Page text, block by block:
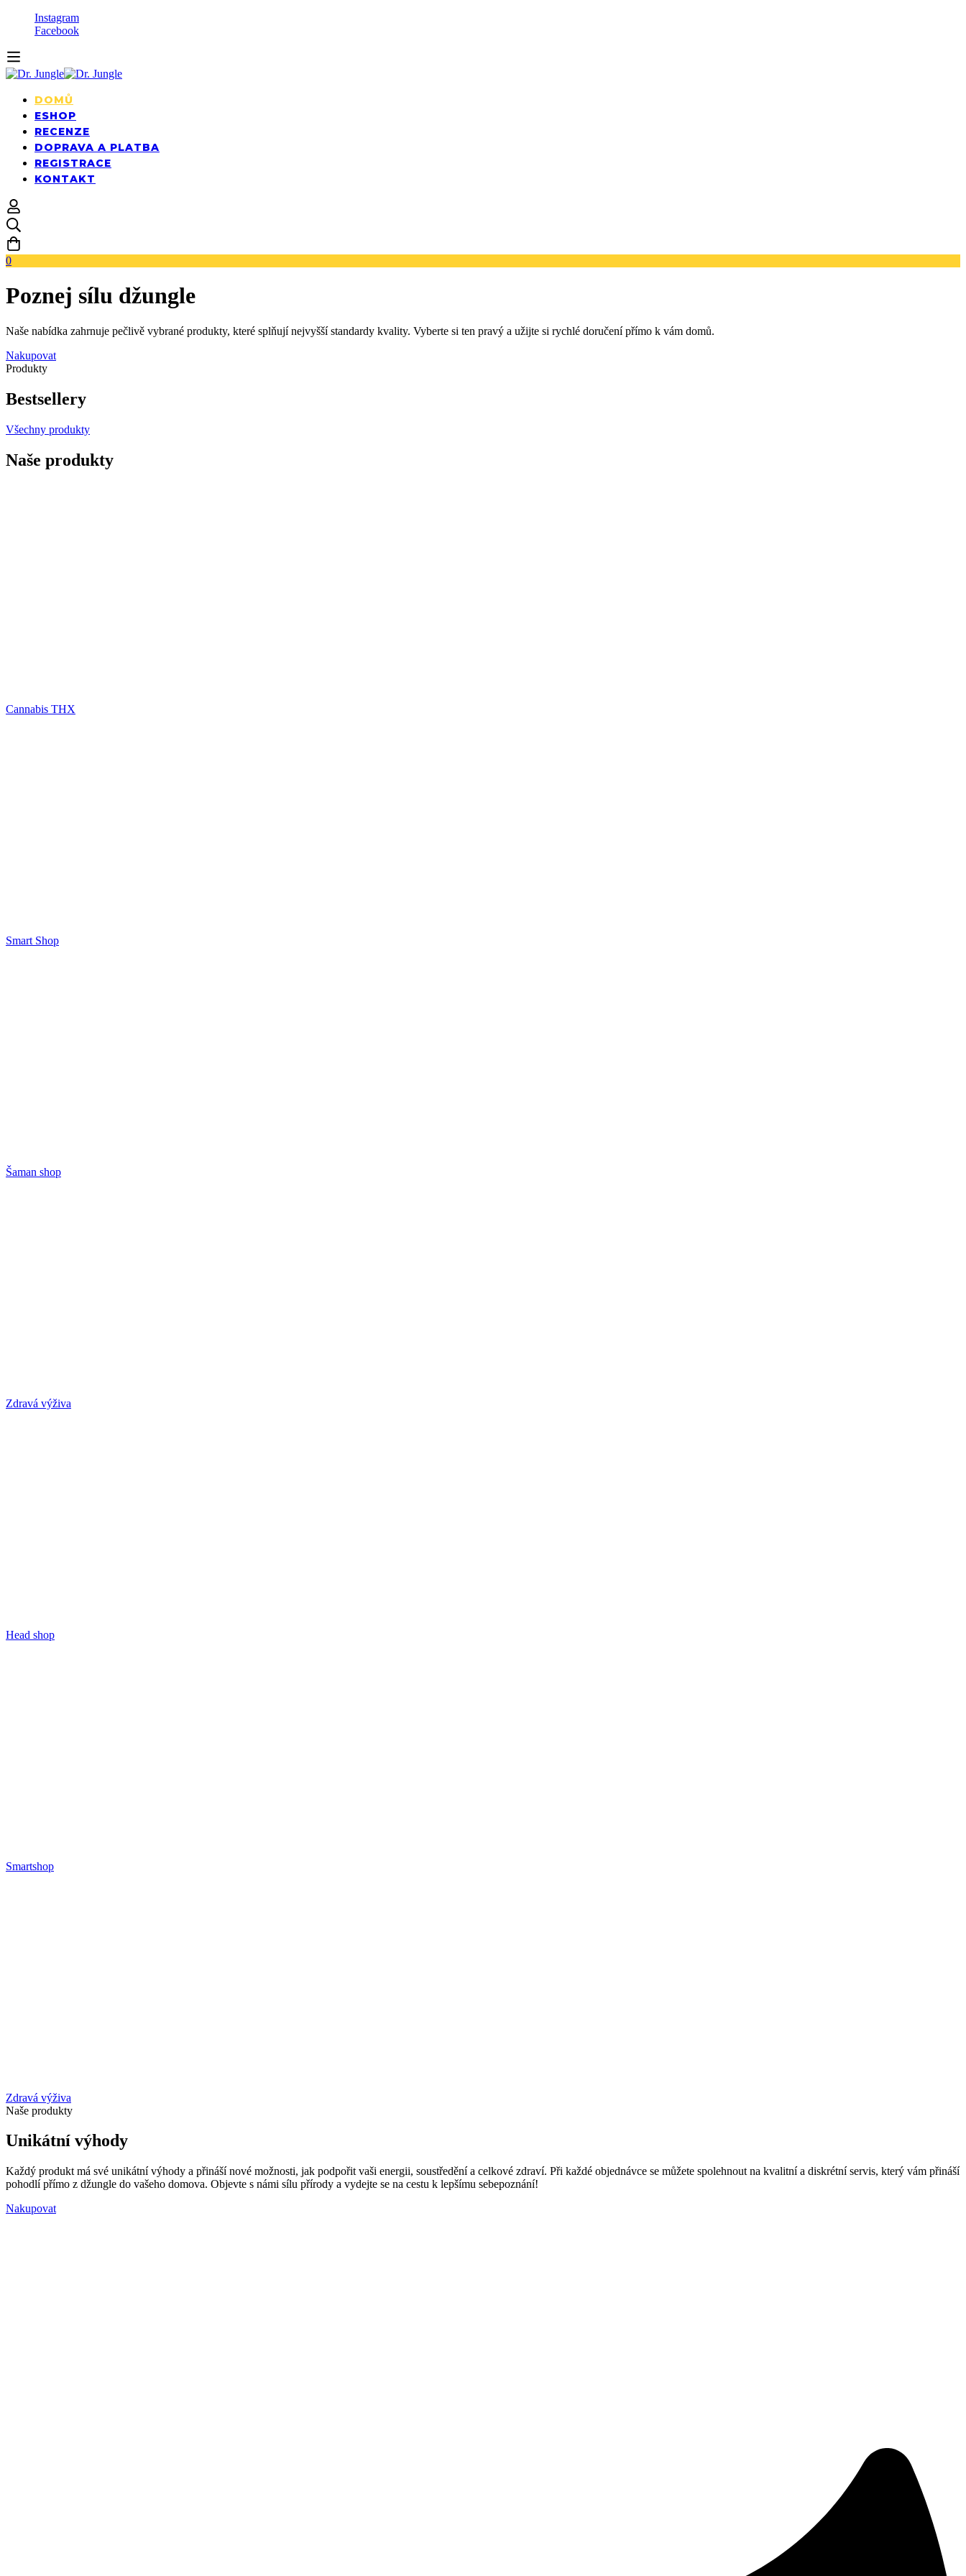
Instagram
Facebook
DOMŮ
ESHOP
RECENZE
DOPRAVA A PLATBA
REGISTRACE
KONTAKT
0
Poznej sílu džungle
Naše nabídka zahrnuje pečlivě vybrané produkty, které splňují nejvyšší standardy kvality. Vyberte si ten pravý a užijte si rychlé doručení přímo k vám domů.
Nakupovat
Produkty
Bestsellery
Všechny produkty
Naše produkty
Cannabis THX
Smart Shop
Šaman shop
Zdravá výživa
Head shop
Smartshop
Zdravá výživa
Naše produkty
Unikátní výhody
Každý produkt má své unikátní výhody a přináší nové možnosti, jak podpořit vaši energii, soustředění a celkové zdraví. Při každé objednávce se můžete spolehnout na kvalitní a diskrétní servis, který vám přináší
pohodlí přímo z džungle do vašeho domova. Objevte s námi sílu přírody a vydejte se na cestu k lepšímu sebepoznání!
Nakupovat